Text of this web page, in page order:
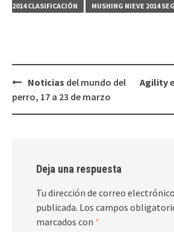
2014 CLASIFICACIÓN
MUSHING NIEVE 2014
Navegación
de
entradas
Noticias del mundo del
perro, 17 a 23 de marzo
Agility
Deja una respuesta
Tu dirección de correo
publicada. Los campos
marcados con *